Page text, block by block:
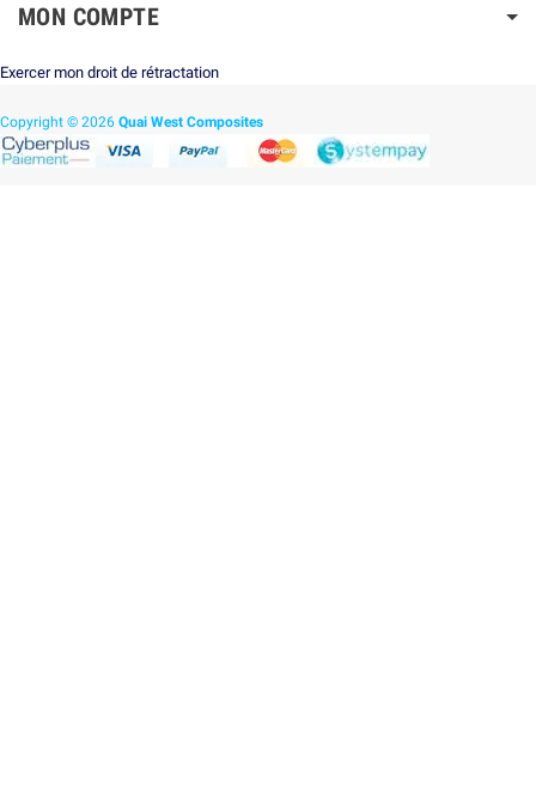
MON COMPTE
Exercer mon droit de rétractation
Copyright © 2026 Quai West Composites